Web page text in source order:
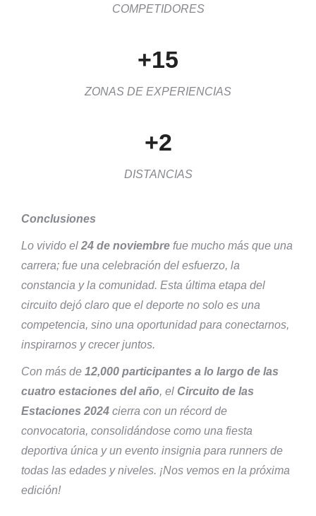
COMPETIDORES
+15
ZONAS DE EXPERIENCIAS
+2
DISTANCIAS
Conclusiones
Lo vivido el 24 de noviembre fue mucho más que una
carrera; fue una celebración del esfuerzo, la
constancia y la comunidad. Esta última etapa del
circuito dejó claro que el deporte no solo es una
competencia, sino una oportunidad para conectarnos,
inspirarnos y crecer juntos.
Con más de 12,000 participantes a lo largo de las
cuatro estaciones del año, el Circuito de las
Estaciones 2024 cierra con un récord de
convocatoria, consolidándose como una fiesta
deportiva única y un evento insignia para runners de
todas las edades y niveles. ¡Nos vemos en la próxima
edición!